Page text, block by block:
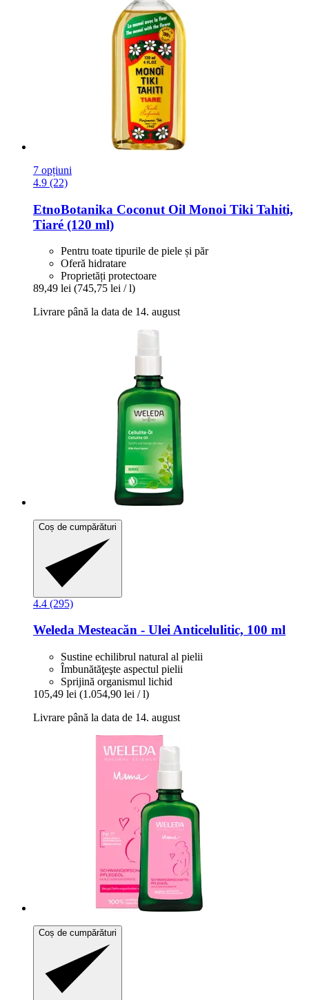
7 opțiuni
4.9 (22)
EtnoBotanika Coconut Oil Monoi Tiki Tahiti,
Tiaré (120 ml)
Pentru toate tipurile de piele și păr
Oferă hidratare
Proprietăți protectoare
89,49 lei (745,75 lei / l)
Livrare până la data de 14. august
Coș de cumpărături
4.4 (295)
Weleda Mesteacăn -​ Ulei Anticelulitic, 100 ml
Sustine echilibrul natural al pielii
Îmbunătăţeşte aspectul pielii
Sprijină organismul lichid
105,49 lei (1.054,90 lei / l)
Livrare până la data de 14. august
Coș de cumpărături